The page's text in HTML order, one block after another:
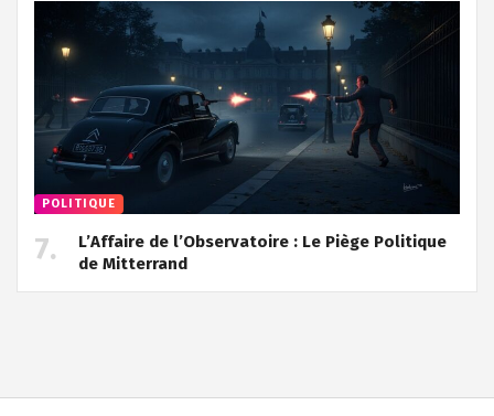
POLITIQUE
L’Affaire de l’Observatoire : Le Piège Politique
de Mitterrand